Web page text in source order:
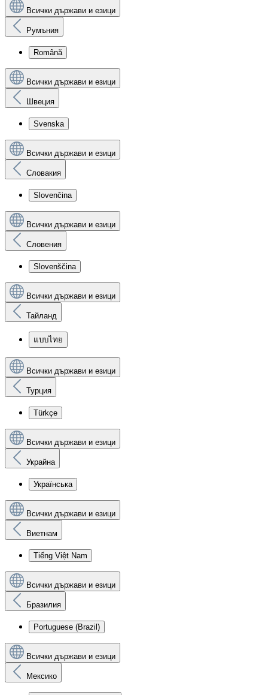
Всички държави и езици
Румъния
Română
Всички държави и езици
Швеция
Svenska
Всички държави и езици
Словакия
Slovenčina
Всички държави и езици
Словения
Slovenščina
Всички държави и езици
Тайланд
แบบไทย
Всички държави и езици
Турция
Türkçe
Всички държави и езици
Украйна
Українська
Всички държави и езици
Виетнам
Tiếng Việt Nam
Всички държави и езици
Бразилия
Portuguese (Brazil)
Всички държави и езици
Мексико